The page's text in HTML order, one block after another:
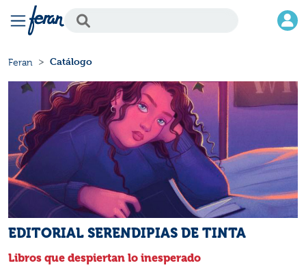
Feran Catálogo
EDITORIAL SERENDIPIAS DE TINTA
Libros que despiertan lo inesperado